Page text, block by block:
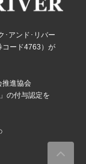
･アンド･リバー
コード4763）が
推進協会
の付与認定を